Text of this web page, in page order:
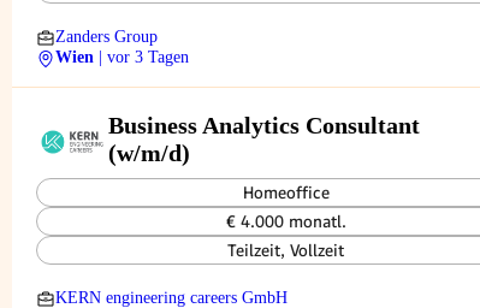
Zanders Group
Wien
| vor 3 Tagen
Business Analytics Consultant
(w/m/d)
Homeoffice
€ 4.000 monatl.
Teilzeit, Vollzeit
KERN engineering careers GmbH